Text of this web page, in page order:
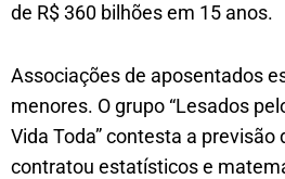
de R$ 360 bilhões em 15 anos.
Associações de aposentados
menores. O grupo “Lesados
Vida Toda” contesta a previsão
contratou estatísticos e